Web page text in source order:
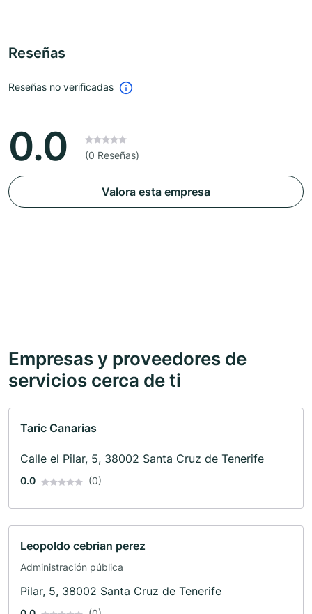
Reseñas
Reseñas no verificadas
0.0 (0 Reseñas)
Valora esta empresa
Empresas y proveedores de
servicios cerca de ti
Taric Canarias
Calle el Pilar, 5, 38002 Santa Cruz de Tenerife
0.0 (0)
Leopoldo cebrian perez
Administración pública
Pilar, 5, 38002 Santa Cruz de Tenerife